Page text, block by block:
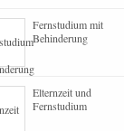
Fernstudium mit
Behinderung
Elternzeit und
Fernstudium